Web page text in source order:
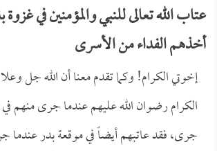
عتاب الله تعالى للنبي والمؤمنين في
أخذهم الفداء من الأسرى
إخوتي الكرام! وكما تقدم معنا أن الله جل
الكرام رضوان الله عليهم عندما جرى منهم
جرى، فقد عاتبهم أيضاً في موقعة بدر عندما